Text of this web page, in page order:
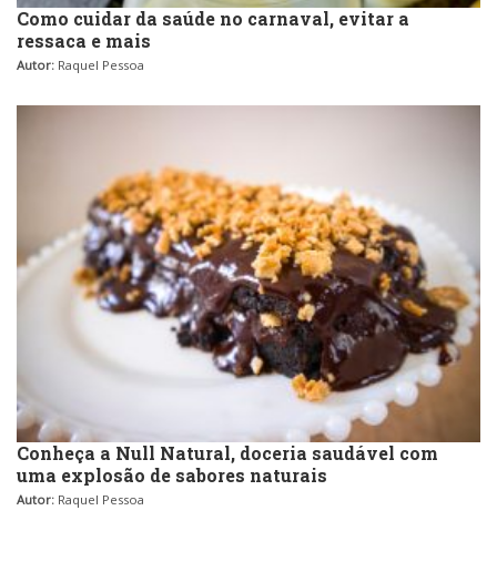
Como cuidar da saúde no carnaval, evitar a
ressaca e mais
Autor: Raquel Pessoa
Conheça a Null Natural, doceria saudável com
uma explosão de sabores naturais
Autor: Raquel Pessoa